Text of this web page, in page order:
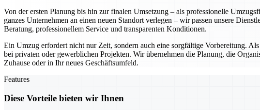
Von der ersten Planung bis hin zur finalen Umsetzung – als professionelle
ganzes Unternehmen an einen neuen Standort verlegen – wir passen unsere
Beratung, professionellem Service und transparenten Konditionen.
Ein Umzug erfordert nicht nur Zeit, sondern auch eine sorgfältige Vorbereitung.
bei privaten oder gewerblichen Projekten. Wir übernehmen die Planung, die
Zuhause oder in Ihr neues Geschäftsumfeld.
Features
Diese Vorteile bieten wir Ihnen